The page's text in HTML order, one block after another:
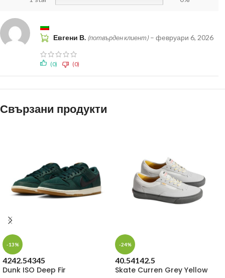
Евгени В. (потвърден клиент) – февруари 6, 2026
(0) (0)
Свързани продукти
-13%
4242.54345
Dunk ISO Deep Fir
-24%
40.54142.5
Skate Curren Grey Yellow